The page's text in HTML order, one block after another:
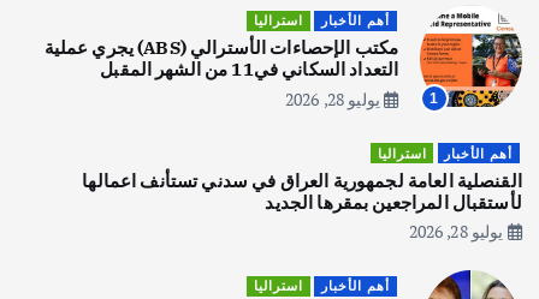
2
اصبح بطلاً لأستراليا بلعبة كمال الاجسام
يوليو 30, 2026
3
يوليو 30, 2026
1
أهم الأخبار استراليا
مكتب الإحصاءات الأسترالي (ABS) يجري عملية
التعداد السكاني في11 من الشهر المقبل
يوليو 28, 2026
أهم الأخبار استراليا
القنصلية العامة لجمهورية العراق في سدني تستأنف اعمالها
لأستقبال المراجعين بمقرها الجديد
يوليو 28, 2026
أهم الأخبار استراليا